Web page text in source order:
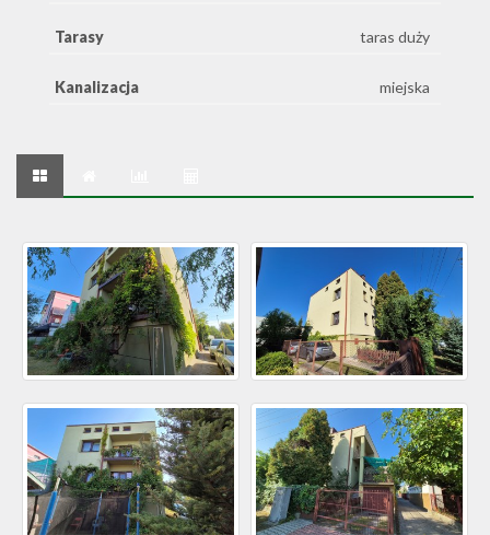
Tarasy taras duży
Kanalizacja miejska